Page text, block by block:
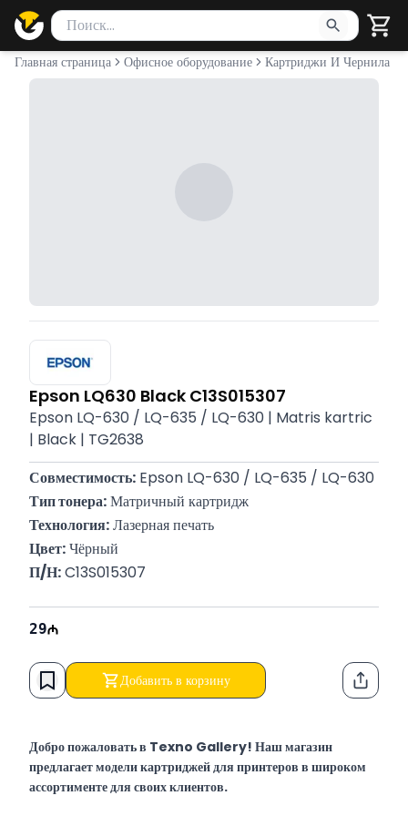
Поиск товаров
Введите минимум 2 символа для поиска. Нажмите Enter
Главная страница Офисное оборудование Картриджи И Чернила
Epson LQ630 Black C13S015307
Epson LQ-630 / LQ-635 / LQ-630 | Matris kartric
| Black | TG2638
Совместимость: Epson LQ-630 / LQ-635 / LQ-630
Тип тонера: Матричный картридж
Технология: Лазерная печать
Цвет: Чёрный
П/Н: C13S015307
29
Добавить в корзину
Добро пожаловать в Texno Gallery! Наш магазин
предлагает модели картриджей для принтеров в широком
ассортименте для своих клиентов.